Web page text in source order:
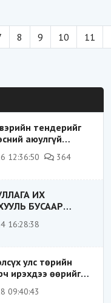
8 9 10 11
тендерийг
аюулгүй
юу?
12:36:50 364
ИХ
БУСААР
БАЙСАН
16:28:38
улс төрийн
ирэхдээ өөрийгөө
тэмцэгч, “хуучин
нураагч” гэсэн
09:40:43